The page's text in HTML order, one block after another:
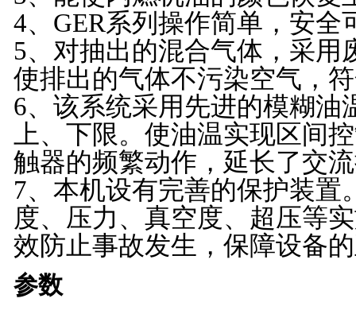
4、 GER系列操作简单，安全
5、 对抽出的混合气体，采用
使排出的气体不污染空气，
6、该系统采用先进的模糊油
上、下限。使油温实现区间
触器的频繁动作，延长了交
7、本机设有完善的保护装置
度、压力、真空度、超压等
效防止事故发生，保障设备
参数